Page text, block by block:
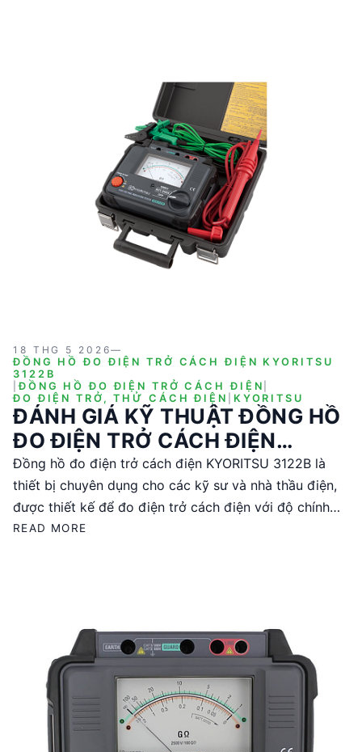
18 THG 5 2026—
ĐỒNG HỒ ĐO ĐIỆN TRỞ CÁCH ĐIỆN KYORITSU
3122B
|ĐỒNG HỒ ĐO ĐIỆN TRỞ CÁCH ĐIỆN
ĐO ĐIỆN TRỞ, THỬ CÁCH ĐIỆN
KYORITSU
ĐÁNH GIÁ KỸ THUẬT ĐỒNG HỒ
ĐO ĐIỆN TRỞ CÁCH ĐIỆN
KYORITSU 3122B
Đồng hồ đo điện trở cách điện KYORITSU 3122B là
thiết bị chuyên dụng cho các kỹ sư và nhà thầu điện,
được thiết kế để đo điện trở cách điện với độ chính
xác cao. Với điện áp thử DC lên đến 5000V và khả
READ MORE